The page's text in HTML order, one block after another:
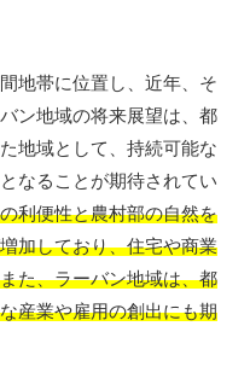
地帯に位置し、近年、そ
ン地域の将来展望は、都
地域として、持続可能な
なることが期待されてい
利便性と農村部の自然を
加しており、住宅や商業
た、ラーバン地域は、都
産業や雇用の創出にも期